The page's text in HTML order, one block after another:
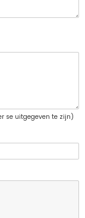
se uitgegeven te zijn)